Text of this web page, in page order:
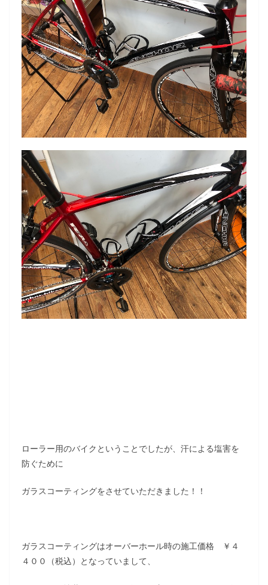
ローラー用のバイクということでしたが、汗による塩害を
防ぐために
ガラスコーティングをさせていただきました！！
ガラスコーティングはオーバーホール時の施工価格 ￥４
４００（税込）となっていまして、